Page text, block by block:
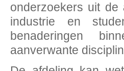
onderzoekers uit de
industrie en
benaderingen
aanverwante